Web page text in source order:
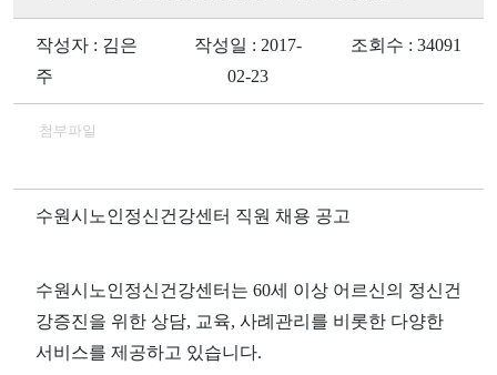
작성자 : 김은
주
작성일 : 2017-
02-23
조회수 : 34091
첨부파일
수원시노인정신건강센터 직원 채용 공고
수원시노인정신건강센터는 60세 이상 어르신의 정신건
강증진을 위한 상담, 교육, 사례관리를 비롯한 다양한
서비스를 제공하고 있습니다.